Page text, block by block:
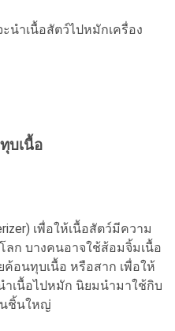
นําเนื้อสัตว์ไปหมักเครื่อง
บเนื้อ
เพื่อให้เนื้อสัตว์มีความ
ก บางคนอาจใช้ส้อมจิ้มเนื้อ
อนทุบเนื้อ หรือสาก เพื่อให้
เนื้อไปหมัก นิยมนำมาใช้กิบ
นชิ้นใหญ่